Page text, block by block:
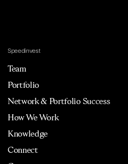
Speedinvest
Team
Portfolio
Network & Portfolio Success
How We Work
Knowledge
Connect